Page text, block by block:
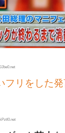
フリをした